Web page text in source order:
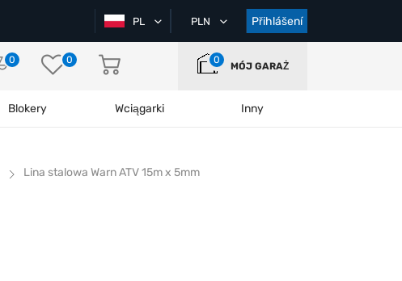
PL PLN Přihlášení
0 0 0
MÓJ GARAŻ
Blokery Wciągarki Inny
Lina stalowa Warn ATV 15m x 5mm